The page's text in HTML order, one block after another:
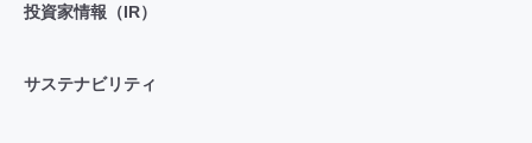
投資家情報（IR）
サステナビリティ